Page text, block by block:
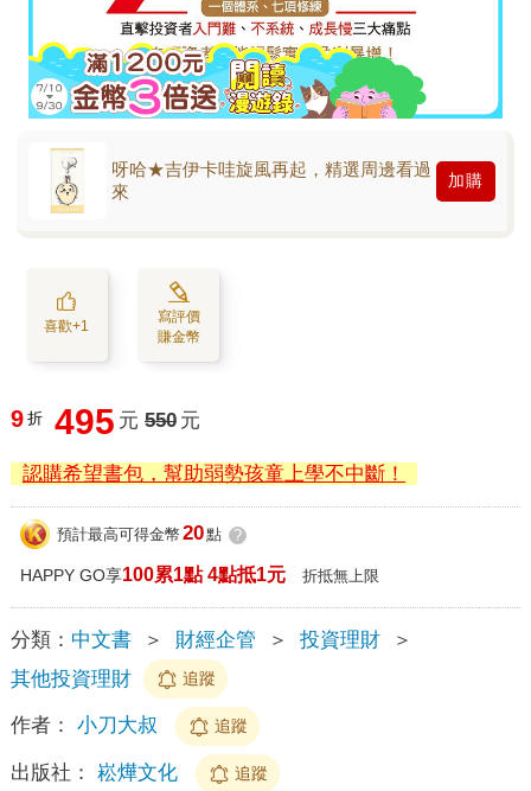
呀哈★吉伊卡哇旋風再起，精選周邊看過
來
加購
喜歡+1
寫評價
賺金幣
9 折 495 元 550 元
認購希望書包，幫助弱勢孩童上學不中斷！
預計最高可得金幣 20點 ?
HAPPY GO享100累1點 4點抵1元 折抵無上限
分類： 中文書 ＞ 財經企管 ＞ 投資理財
＞
其他投資理財
追蹤
作者： 小刀大叔 追蹤
出版社： 崧燁文化 追蹤